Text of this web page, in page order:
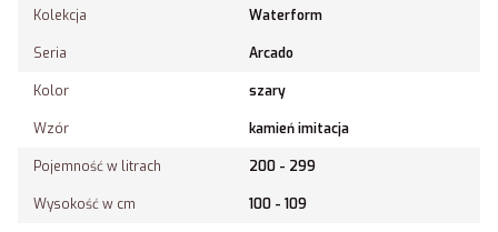
Kolekcja Waterform
Seria Arcado
Kolor szary
Wzór kamień imitacja
Pojemność w litrach 200 - 299
Wysokość w cm 100 - 109